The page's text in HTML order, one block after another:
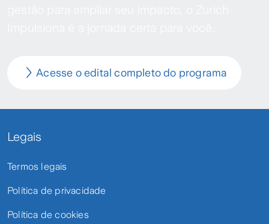
Acesse o edital completo do programa
Legais
Termos legais
Política de privacidade
Política de cookies